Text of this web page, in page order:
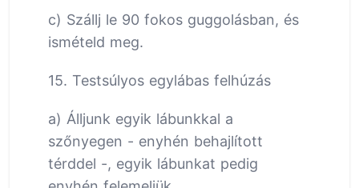
c) Szállj le 90 fokos guggolásban, és
ismételd meg.
15. Testsúlyos egylábas felhúzás
a) Álljunk egyik lábunkkal a
szőnyegen - enyhén behajlított
térddel -, egyik lábunkat pedig